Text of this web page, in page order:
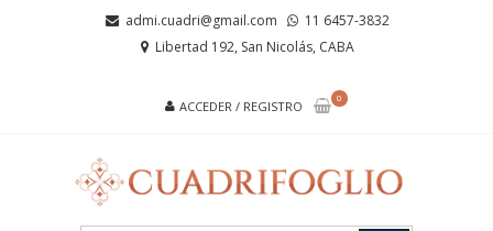
admi.cuadri@gmail.com
11 6457-3832
Libertad 192, San Nicolás, CABA
ACCEDER / REGISTRO
0